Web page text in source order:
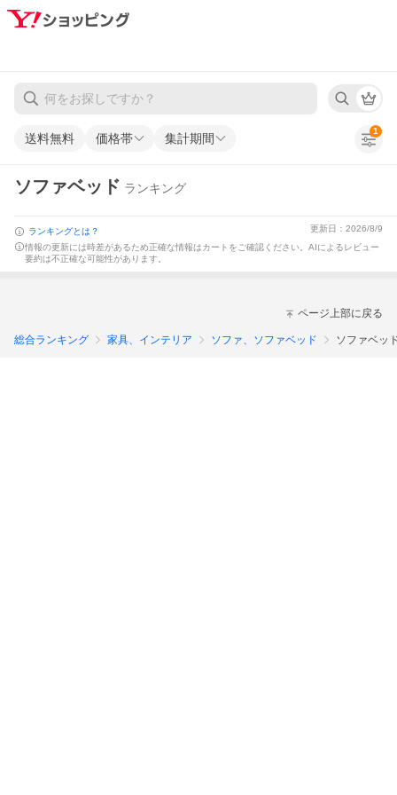
送料無料 価格帯 集計期間
1
ソファベッド ランキング
ランキングとは？
更新日：2026/8/9
情報の更新には時差があるため正確な情報はカートをご確認ください。 AIによるレビュー
要約は不正確な可能性があります。
ページ上部に戻る
総合ランキング 家具、インテリア ソファ、ソファベッド ソファベッ